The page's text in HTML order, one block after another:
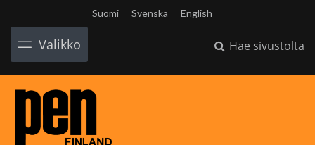
Suomi Svenska English
Valikko Hae sivustolta